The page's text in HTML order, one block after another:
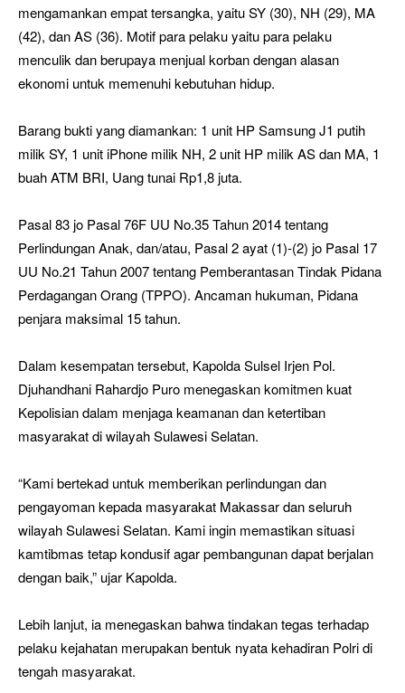
mengamankan empat tersangka, yaitu SY (30), NH (29), MA
(42), dan AS (36). Motif para pelaku yaitu para pelaku
menculik dan berupaya menjual korban dengan alasan
ekonomi untuk memenuhi kebutuhan hidup.
Barang bukti yang diamankan: 1 unit HP Samsung J1 putih
milik SY, 1 unit iPhone milik NH, 2 unit HP milik AS dan MA, 1
buah ATM BRI, Uang tunai Rp1,8 juta.
Pasal 83 jo Pasal 76F UU No.35 Tahun 2014 tentang
Perlindungan Anak, dan/atau, Pasal 2 ayat (1)-(2) jo Pasal 17
UU No.21 Tahun 2007 tentang Pemberantasan Tindak Pidana
Perdagangan Orang (TPPO). Ancaman hukuman, Pidana
penjara maksimal 15 tahun.
Dalam kesempatan tersebut, Kapolda Sulsel Irjen Pol.
Djuhandhani Rahardjo Puro menegaskan komitmen kuat
Kepolisian dalam menjaga keamanan dan ketertiban
masyarakat di wilayah Sulawesi Selatan.
“Kami bertekad untuk memberikan perlindungan dan
pengayoman kepada masyarakat Makassar dan seluruh
wilayah Sulawesi Selatan. Kami ingin memastikan situasi
kamtibmas tetap kondusif agar pembangunan dapat berjalan
dengan baik,” ujar Kapolda.
Lebih lanjut, ia menegaskan bahwa tindakan tegas terhadap
pelaku kejahatan merupakan bentuk nyata kehadiran Polri di
tengah masyarakat.